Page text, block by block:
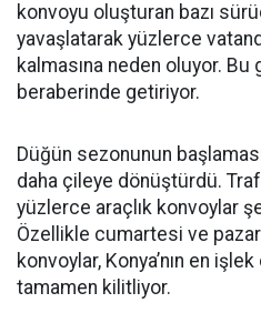
konvoyu oluşturan bazı
yavaşlatarak yüzlerce
kalmasına neden oluyor.
beraberinde getiriyor.
Düğün sezonunun
daha çileye dönüştürdü.
yüzlerce araçlık konvoylar
Özellikle cumartesi ve
konvoylar, Konya’nın en
tamamen kilitliyor.